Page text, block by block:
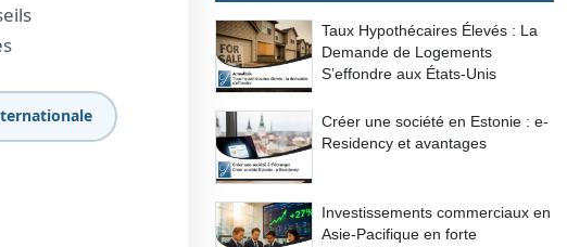
Taux Hypothécaires Élevés : La
Demande de Logements
S’effondre aux États-Unis
Créer une société en Estonie : e-
Residency et avantages
Investissements commerciaux en
Asie-Pacifique en forte